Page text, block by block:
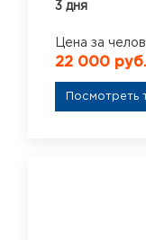
3 дня
Цена за
22 000 руб.
Посмотреть